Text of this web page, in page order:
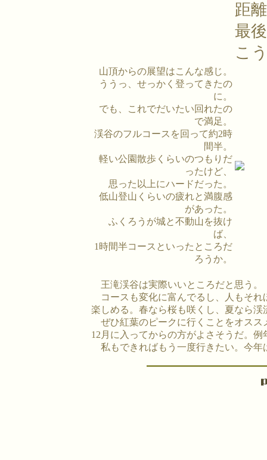
距
最
こ
山頂からの展望はこんな感じ。
ううっ、せっかく登ってきたの
に。
でも、これでだいたい回れたの
で満足。
渓谷のフルコースを回って約2時
間半。
軽い公園散歩くらいのつもりだ
ったけど、
思った以上にハードだった。
低山登山くらいの疲れと満腹感
があった。
ふくろうが城と不動山を抜け
ば、
1時間半コースといったところだ
ろうか。
王滝渓谷は実際いいところだと思う。
コースも変化に富んでるし、人もそれ
楽しめる。春なら桜も咲くし、夏なら
ぜひ紅葉のピークに行くことをオスス
12月に入ってからの方がよさそうだ。
私もできればもう一度行きたい。今年